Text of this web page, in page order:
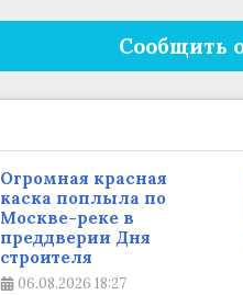
Сообщить
Огромная красная
каска поплыла по
Москве-реке в
преддверии Дня
строителя
06.08.2026 18:27